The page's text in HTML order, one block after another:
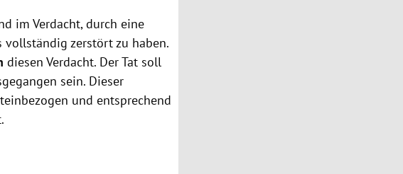
im Verdacht, durch eine
zerstört zu haben.
diesen Verdacht. Der Tat soll
sein. Dieser
und entsprechend